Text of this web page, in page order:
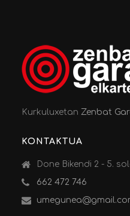
KurkuluxetanZenbat
KONTAKTUA
Done Bikendi 2 - 5.
662 472 746